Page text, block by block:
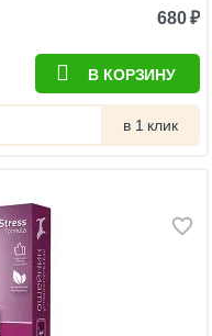
680₽
В КОРЗИНУ
в 1 клик